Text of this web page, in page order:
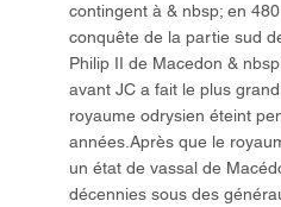
contingent à & nbsp; en
conquête de la partie sud
Philip II de Macedon &
avant JC a fait le plus
royaume odrysien éteint
années.Après que le
un état de vassal de
décennies sous des